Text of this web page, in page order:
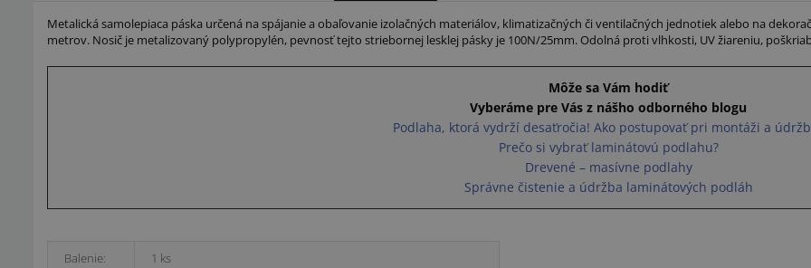
Metalická samolepiaca páska určená na spájanie a obaľovanie izolačných materiálov, klimatizačných či ventilačných jednotiek alebo na
metrov. Nosič je metalizovaný polypropylén, pevnosť tejto striebornej lesklej pásky je 100N/25mm. Odolná proti vlhkosti, UV žiareniu,
Môže sa Vám hodiť
Vyberáme pre Vás z nášho odborného blogu
Podlaha, ktorá vydrží desaťročia! Ako postupovať pri montáži a
Prečo si vybrať laminátovú podlahu?
Drevené – masívne podlahy
Správne čistenie a údržba laminátových podláh
Balenie: 1 ks